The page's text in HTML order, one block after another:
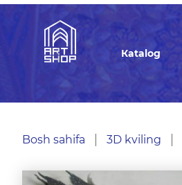
Кatalog
Bosh sahifa 3D kviling